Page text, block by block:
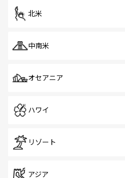
北米
中南米
オセアニア
ハワイ
リゾート
アジア